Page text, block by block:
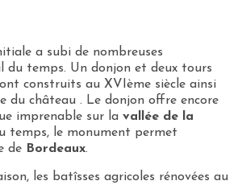
a subi de nombreuses
du temps. Un donjon et deux tours
construits au XVIème siècle ainsi
du château . Le donjon offre encore
imprenable sur la vallée de la
temps, le monument permet
de Bordeaux.
les batîsses agricoles rénovées au